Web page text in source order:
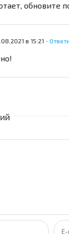
обновите
в 15:21 -